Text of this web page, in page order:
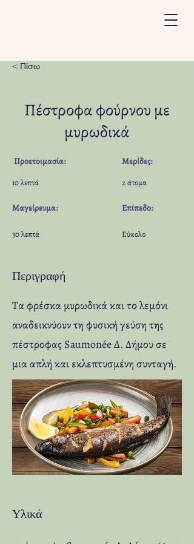
< Πίσω
Πέστροφα φούρνου με
μυρωδικά
Προετοιμασία:
10 λεπτά
Μαγείρευμα:
30 λεπτά
Μερίδες:
2 άτομα
Επίπεδο:
Εύκολο
Περιγραφή
Τα φρέσκα μυρωδικά και το λεμόνι
αναδεικνύουν τη φυσική γεύση της
πέστροφας Saumonée Δ. Δήμου σε
μια απλή και εκλεπτυσμένη συνταγή.
Υλικά